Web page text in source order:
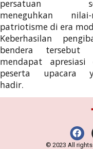
persatuan
meneguhkan nilai-
patriotisme di era
Keberhasilan
bendera tersebut
mendapat apresiasi
peserta upacara
hadir.
© 2023 All rights